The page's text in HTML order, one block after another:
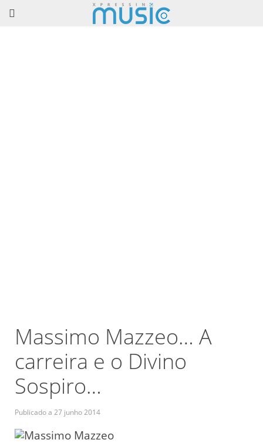
Massimo Mazzeo… A
carreira e o Divino
Sospiro…
Publicado a 27 junho 2014